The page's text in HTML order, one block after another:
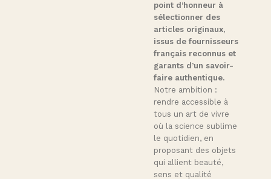
point d’honneur à
sélectionner des
articles originaux,
issus de fournisseurs
français reconnus et
garants d’un savoir-
faire authentique.
Notre ambition :
rendre accessible à
tous un art de vivre
où la science sublime
le quotidien, en
proposant des objets
qui allient beauté,
sens et qualité